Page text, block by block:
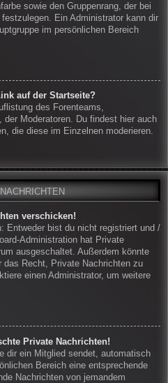
sowie den Gruppenrang, der bei
Ein Administrator kann dir
im persönlichen Bereich
auf der Startseite?
des Forenteams,
Moderatoren. Du findest hier auch
die diese im Einzelnen moderieren.
verschicken!
Entweder bist du nicht registriert und /
Administration hat Private
ausgeschaltet. Außerdem könnte
Recht, Private Nachrichten zu
einen Administrator, um weitere
Private Nachrichten!
dir ein Mitglied sendet, automatisch
Bereich eine entsprechende
Nachrichten von jemandem